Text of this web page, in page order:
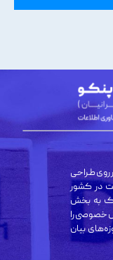
روی طراحی
در کشور
به بخش
خصوصی را
بیان